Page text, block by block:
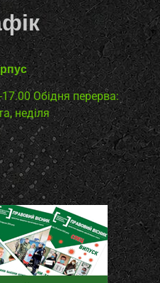
17.00 Обідня перерва:
неділя